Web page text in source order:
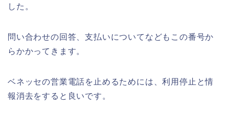
した。
問い合わせの回答、支払いについてなどもこの番号か
らかかってきます。
ベネッセの営業電話を止めるためには、利用停止と情
報消去をすると良いです。